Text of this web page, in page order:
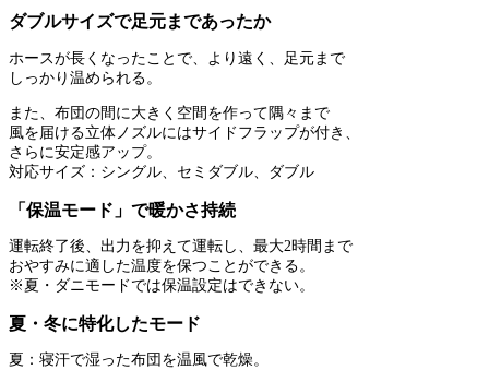
ダブルサイズで足元まであったか
ホースが長くなったことで、より遠く、足元まで
しっかり温められる。
また、布団の間に大きく空間を作って隅々まで
風を届ける立体ノズルにはサイドフラップが付き、
さらに安定感アップ。
対応サイズ：シングル、セミダブル、ダブル
「保温モード」で暖かさ持続
運転終了後、出力を抑えて運転し、最大2時間まで
おやすみに適した温度を保つことができる。
※夏・ダニモードでは保温設定はできない。
夏・冬に特化したモード
夏：寝汗で湿った布団を温風で乾燥。